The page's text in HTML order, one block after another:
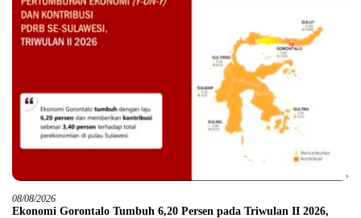
08/08/2026
Ekonomi Gorontalo Tumbuh 6,20 Persen pada Triwulan II 2026,